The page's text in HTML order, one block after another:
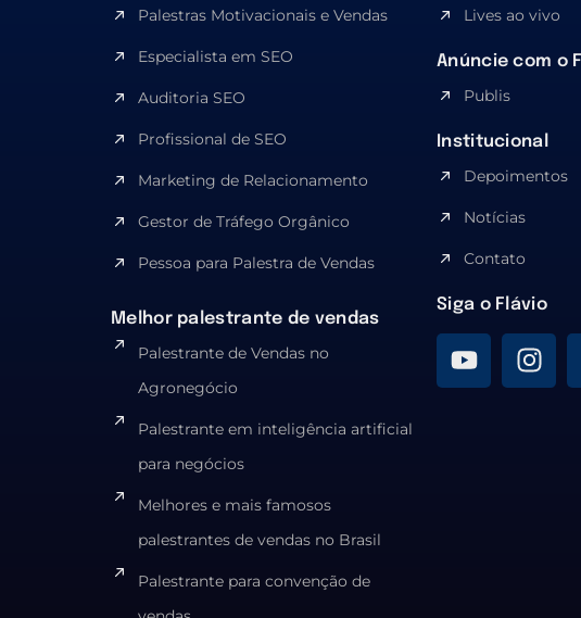
Palestras Motivacionais e Vendas
Especialista em SEO​
Auditoria SEO
Profissional de SEO
Marketing de Relacionamento
Gestor de Tráfego Orgânico
Pessoa para Palestra de Vendas
Melhor palestrante de vendas
Palestrante de Vendas no
Agronegócio
Palestrante em inteligência artificial
para negócios
Melhores e mais famosos
palestrantes de vendas no Brasil
Palestrante para convenção de
Lives ao vivo
Anúncie com o
Publis
Institucional
Depoimentos
Notícias
Contato
Siga o Flávio